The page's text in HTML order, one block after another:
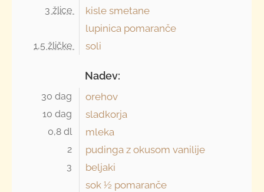
3 žlice
kisle smetane
lupinica pomaranče
1,5 žličke soli
Nadev:
30 dag orehov
10 dag sladkorja
0,8 dl mleka
2 pudinga z okusom vanilije
3
beljaki
sok ½ pomaranče